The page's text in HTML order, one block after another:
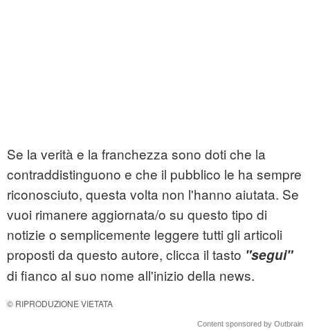
Se la verità e la franchezza sono doti che la
contraddistinguono e che il pubblico le ha sempre
riconosciuto, questa volta non l'hanno aiutata. Se
vuoi rimanere aggiornata/o su questo tipo di
notizie o semplicemente leggere tutti gli articoli
proposti da questo autore, clicca il tasto "segui"
di fianco al suo nome all'inizio della news.
© RIPRODUZIONE VIETATA
Content sponsored by Outbrain